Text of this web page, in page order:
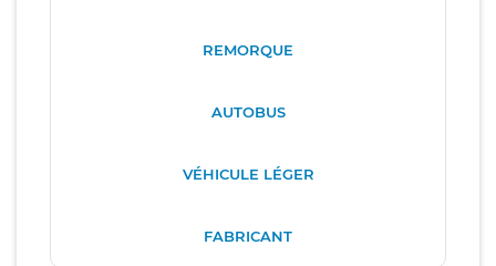
REMORQUE
AUTOBUS
VÉHICULE LÉGER
FABRICANT